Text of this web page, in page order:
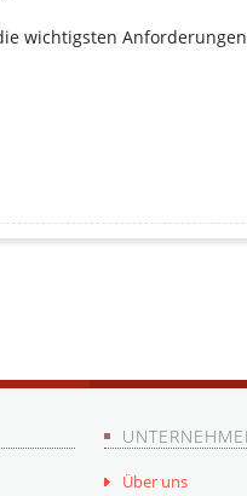
wichtigsten
Über uns